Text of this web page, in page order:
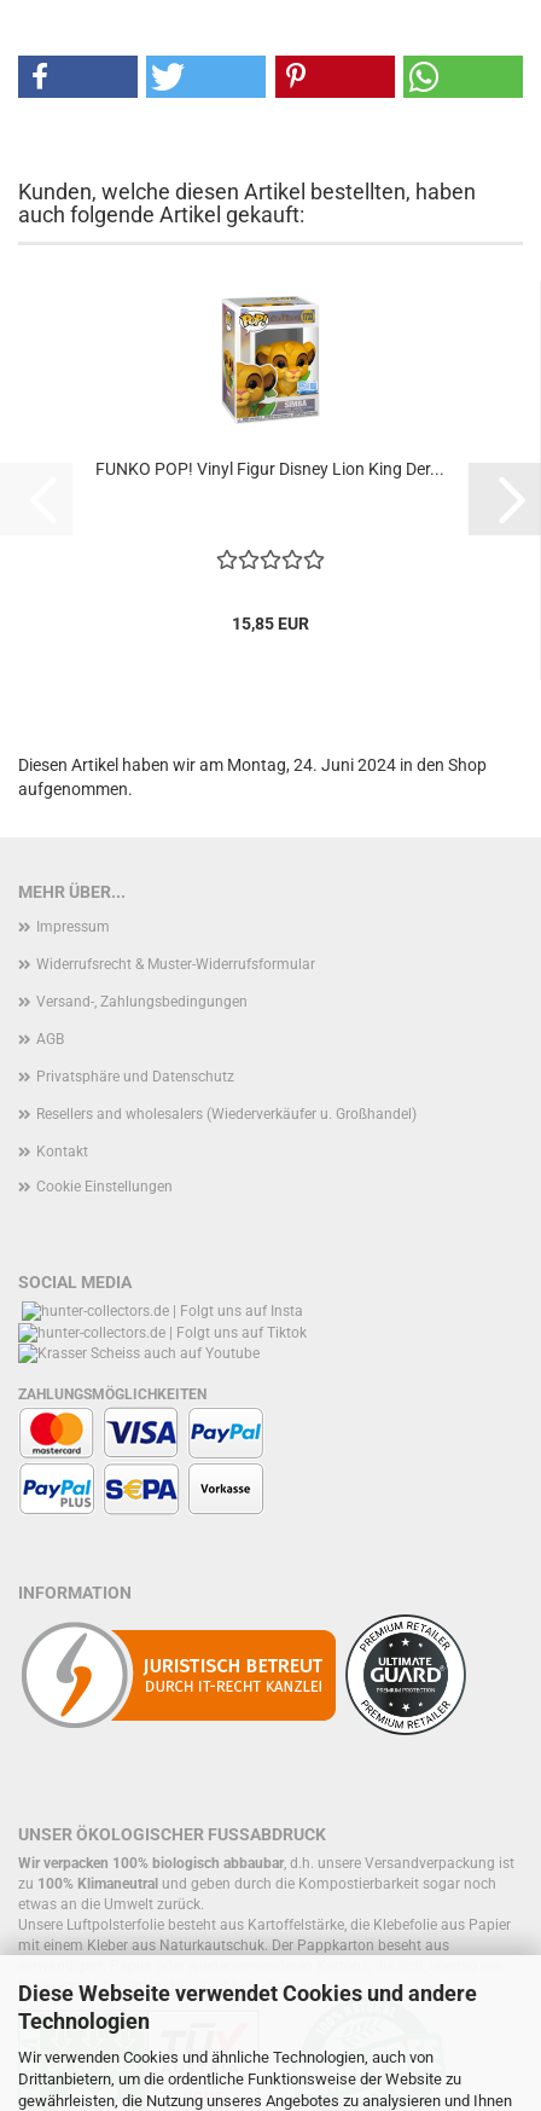
Diese Webseite verwendet Cookies und andere
Technologien
Wir verwenden Cookies und ähnliche Technologien, auch von
Drittanbietern, um die ordentliche Funktionsweise der Website zu
gewährleisten, die Nutzung unseres Angebotes zu analysieren und Ihnen
Kunden, welche diesen Artikel bestellten, haben
auch folgende Artikel gekauft:
FUNKO POP! Vinyl Figur Dis­ney Lion King Der...
15,85 EUR
Diesen Artikel haben wir am Montag, 24. Juni 2024 in den Shop
aufgenommen.
MEHR ÜBER...
Impressum
Widerrufsrecht & Muster-Widerrufsformular
Versand-, Zahlungsbedingungen
AGB
Privatsphäre und Datenschutz
Resellers and wholesalers (Wiederverkäufer u. Großhandel)
Kontakt
Cookie Einstellungen
SOCIAL MEDIA
ZAHLUNGSMÖGLICHKEITEN
INFORMATION
UNSER ÖKOLOGISCHER FUSSABDRUCK
Wir verpacken 100% biologisch abbaubar, d.h. unsere Versandverpackung ist
zu 100% Klimaneutral und geben durch die Kompostierbarkeit sogar noch
etwas an die Umwelt zurück.
Unsere Luftpolsterfolie besteht aus Kartoffelstärke, die Klebefolie aus Papier
mit einem Kleber aus Naturkautschuk. Der Pappkarton beseht aus
Füllmaterial, bereits im Kreislauf befinden.